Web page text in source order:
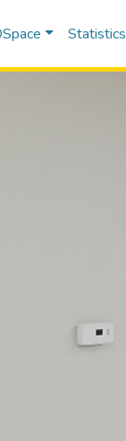
Statistics